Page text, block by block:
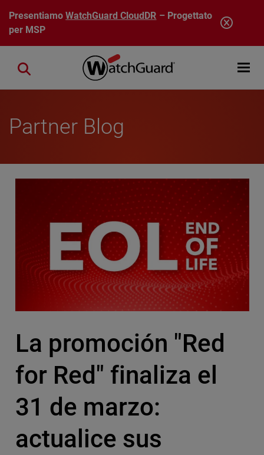
Salta al contenuto principale
PresentiamoWatchGuard CloudDR – Progettato
per MSP
Open
Close search
Partner Blog
La promoción "Red
for Red" finaliza el
31 de marzo:
actualice sus